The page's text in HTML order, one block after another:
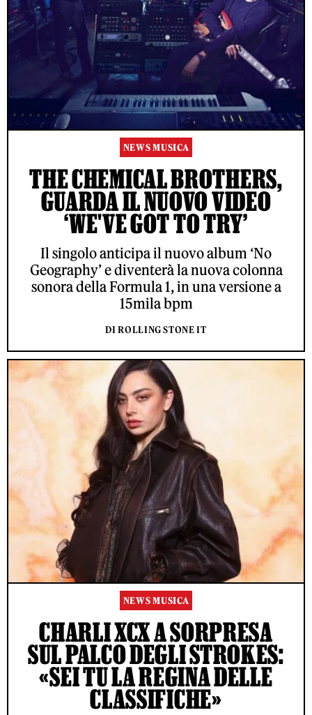
NEWS MUSICA
THE CHEMICAL BROTHERS,
GUARDA IL NUOVO VIDEO
‘WE'VE GOT TO TRY’
Il singolo anticipa il nuovo album ‘No
Geography’ e diventerà la nuova colonna
sonora della Formula 1, in una versione a
15mila bpm
DI ROLLING STONE IT
NEWS MUSICA
CHARLI XCX A SORPRESA
SUL PALCO DEGLI STROKES:
«SEI TU LA REGINA DELLE
CLASSIFICHE»